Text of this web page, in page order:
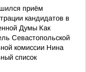
приём
кандидатов в
Думы Как
Севастопольской
комиссии Нина
список